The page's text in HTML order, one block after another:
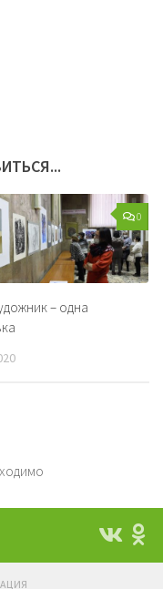
0
– одна